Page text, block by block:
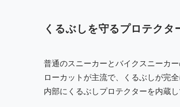
くるぶしを守るプロテクタ
普通のスニーカーとバイクスニーカ
ローカットが主流で、くるぶしが完
内部にくるぶしプロテクターを内蔵